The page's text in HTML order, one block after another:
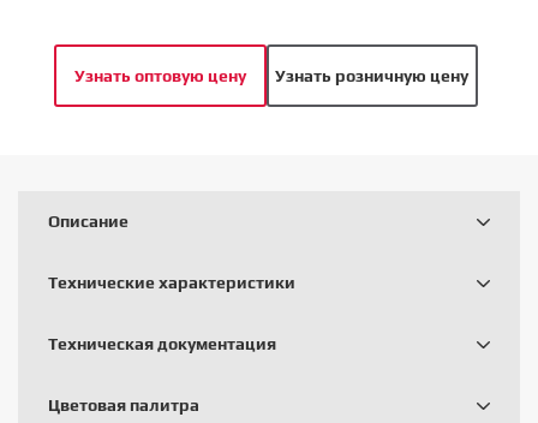
Узнать оптовую цену Узнать розничную цену
Описание
Технические характеристики
Техническая документация
Цветовая палитра